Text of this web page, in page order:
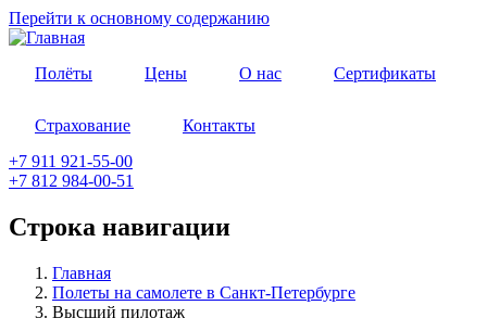
Перейти к основному содержанию
Полёты Цены О нас Сертификаты
Страхование
Контакты
+7 911 921-55-00
+7 812 984-00-51
Строка навигации
Главная
Полеты на самолете в Санкт-Петербурге
Высший пилотаж